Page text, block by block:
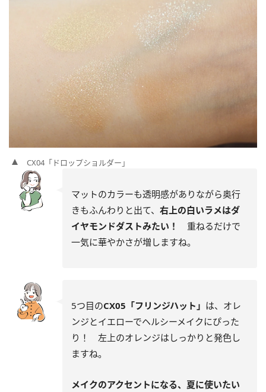
CX04「ドロップショルダー」
マットのカラーも透明感がありながら奥行
きもふんわりと出て、 右上の白いラメはダ
イヤモンドダストみたい！
重ねるだけで
一気に華やかさが増しますね。
5つ目のCX05「フリンジハット」 は、オレ
ンジとイエローでヘルシーメイクにぴった
り！ 左上のオレンジはしっかりと発色し
ますね。
メイクのアクセントになる、夏に使いたい